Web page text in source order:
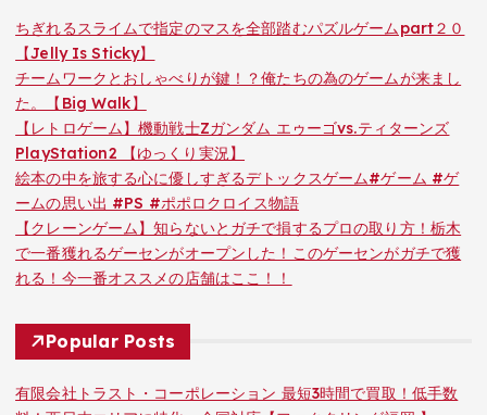
ちぎれるスライムで指定のマスを全部踏むパズルゲームpart２０
【Jelly Is Sticky】
チームワークとおしゃべりが鍵！？俺たちの為のゲームが来まし
た。【Big Walk】
【レトロゲーム】機動戦士Zガンダム エゥーゴvs.ティターンズ
PlayStation2 【ゆっくり実況】
絵本の中を旅する心に優しすぎるデトックスゲーム#ゲーム #ゲ
ームの思い出 #PS #ポポロクロイス物語
【クレーンゲーム】知らないとガチで損するプロの取り方！栃木
で一番獲れるゲーセンがオープンした！このゲーセンがガチで獲
れる！今一番オススメの店舗はここ！！
Popular Posts
有限会社トラスト・コーポレーション 最短3時間で買取！低手数